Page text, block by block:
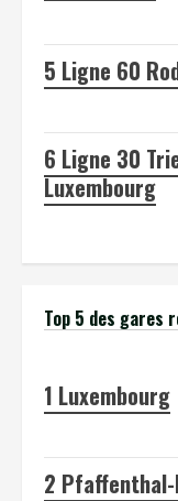
5 Ligne 60
6 Ligne 30
Luxembourg
Top 5 des gares
1 Luxembourg
2